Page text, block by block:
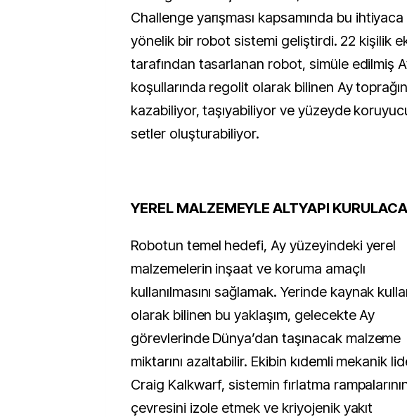
Challenge yarışması kapsamında bu ihtiyaca
yönelik bir robot sistemi geliştirdi. 22 kişilik
tarafından tasarlanan robot, simüle edilmiş
koşullarında regolit olarak bilinen Ay
kazabiliyor, taşıyabiliyor ve yüzeyde
setler oluşturabiliyor.
YEREL MALZEMEYLE ALTYAPI
Robotun temel hedefi, Ay yüzeyindeki yerel
malzemelerin inşaat ve koruma amaçlı
kullanılmasını sağlamak. Yerinde kaynak
olarak bilinen bu yaklaşım, gelecekte Ay
görevlerinde Dünya’dan taşınacak malzeme
miktarını azaltabilir. Ekibin kıdemli mekanik
Craig Kalkwarf, sistemin fırlatma
çevresini izole etmek ve kriyojenik yakıt